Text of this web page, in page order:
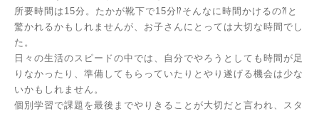
所要時間は15分。たかが靴下で15分⁉そんなに時間かけるの⁈と
驚かれるかもしれませんが、お子さんにとっては大切な時間でし
た。
日々の生活のスピードの中では、自分でやろうとしても時間が足
りなかったり、準備してもらっていたりとやり遂げる機会は少な
いかもしれません。
個別学習で課題を最後までやりきることが大切だと言われ、スタ